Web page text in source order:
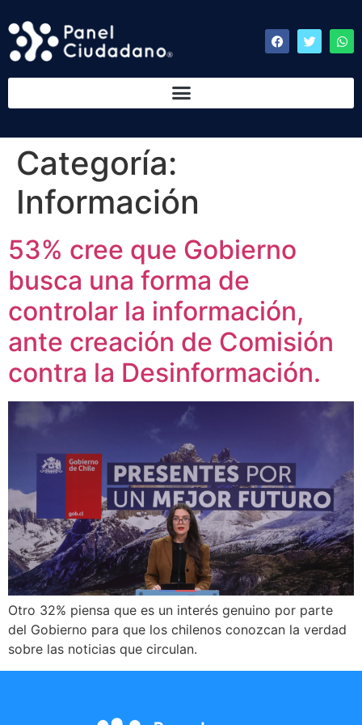
Categoría:
Información
53% cree que Gobierno
busca una forma de
controlar la información,
ante creación de Comisión
contra la Desinformación.
Otro 32% piensa que es un interés genuino por parte
del Gobierno para que los chilenos conozcan la verdad
sobre las noticias que circulan.